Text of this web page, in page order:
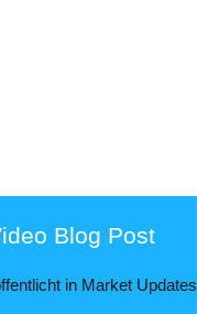
Blog Post
in Market Updates